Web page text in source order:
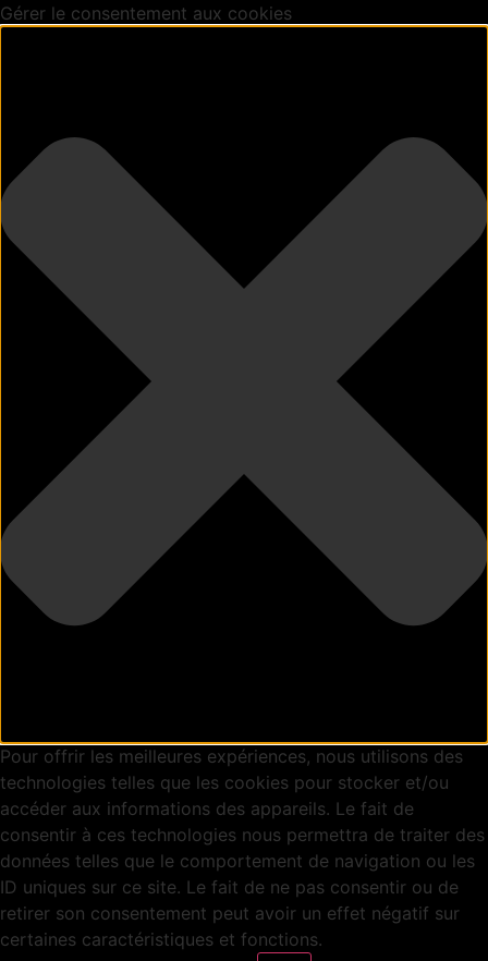
Gérer le consentement aux cookies
Pour offrir les meilleures expériences, nous utilisons des
technologies telles que les cookies pour stocker et/ou
accéder aux informations des appareils. Le fait de
consentir à ces technologies nous permettra de traiter des
données telles que le comportement de navigation ou les
ID uniques sur ce site. Le fait de ne pas consentir ou de
retirer son consentement peut avoir un effet négatif sur
certaines caractéristiques et fonctions.